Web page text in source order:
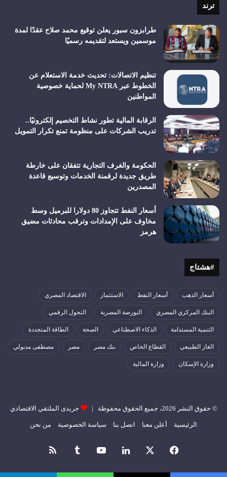
ترند
طرابزون سبور يعلن توقيع محمد صلاح عقدًا لمدة
موسمين ويستعد لتقديمه رسميًا
تنظيم الاتصالات: تحديث خدمة الاستعلام عن
الخطوط عبر My NTRA لحماية خصوصية
المواطنين
الرقابة المالية تطور نشاط التخصيم إلكترونيًا..
تدريب الشركات على منظومة تمنع تكرار التمويل
الحكومة والغرف التجارية تتفقان على خارطة
طريق جديدة لرقمنة الخدمات وتوسيع قاعدة
المصدرين
أسعار النفط تتجاوز 80 دولارا للبرميل وسط
مخاوف على الإمدادات وترقب محادثات مضيق
هرمز
#هشتاج
أسعار الذهب أسعار النفط الاستثمار الاقتصاد المصري
البنك المركزي المصري البورصة المصرية التحول الرقمي
التنمية المستدامة الذكاء الاصطناعي الصحة الطاقة المتجددة
الغاز الطبيعي القطاع الخاص بنك مصر مصر مصطفى مدبولي
وزارة الإسكان وزارة المالية
© حقوق النشر 2026، جميع الحقوق محفوظة | جريدى الملتقي الاقتصادي
الرئيسية أعلن معنا اتصل بنا سياسة الخصوصية من نحن
فيسبوك لينكدإن ‫YouTube
الموقع